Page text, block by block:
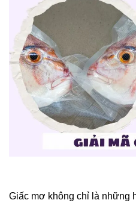
Giấc mơ không chỉ là những